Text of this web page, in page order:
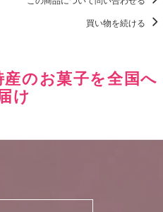
買い物を続ける
のお菓子を全国へ
け